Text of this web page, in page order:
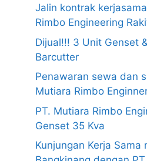
Jalin kontrak
Rimbo Engineering
Dijual!!! 3 Unit Genset
Barcutter
Penawaran sewa dan
Mutiara Rimbo
PT. Mutiara Rimbo
Genset 35 Kva
Kunjungan Kerja Sama